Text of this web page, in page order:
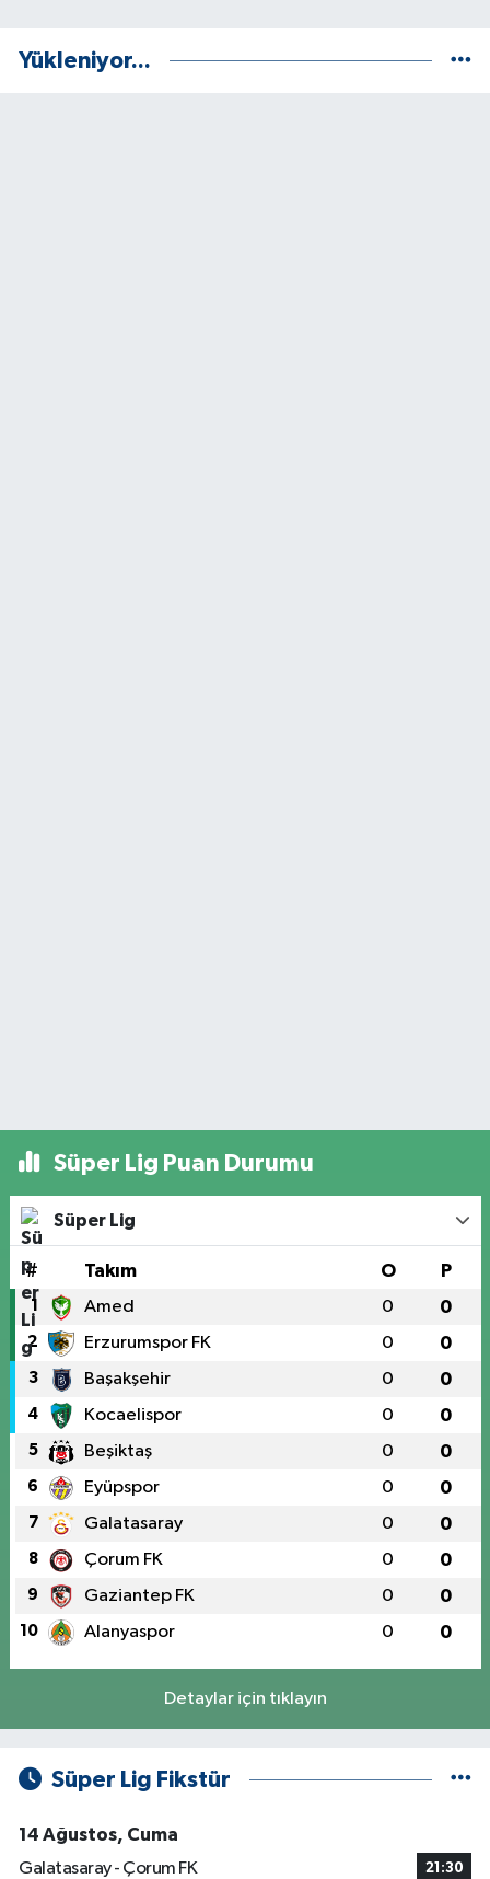
Yükleniyor...
Süper Lig Puan Durumu
Süper Lig
# Takım O P
1 Amed 0 0
2 Erzurumspor FK 0 0
3 Başakşehir 0 0
4 Kocaelispor 0 0
5 Beşiktaş 0 0
6 Eyüpspor 0 0
7 Galatasaray 0 0
8 Çorum FK 0 0
9 Gaziantep FK 0 0
10 Alanyaspor 0 0
Detaylar için tıklayın
Süper Lig Fikstür
14 Ağustos, Cuma
Galatasaray - Çorum FK
21:30